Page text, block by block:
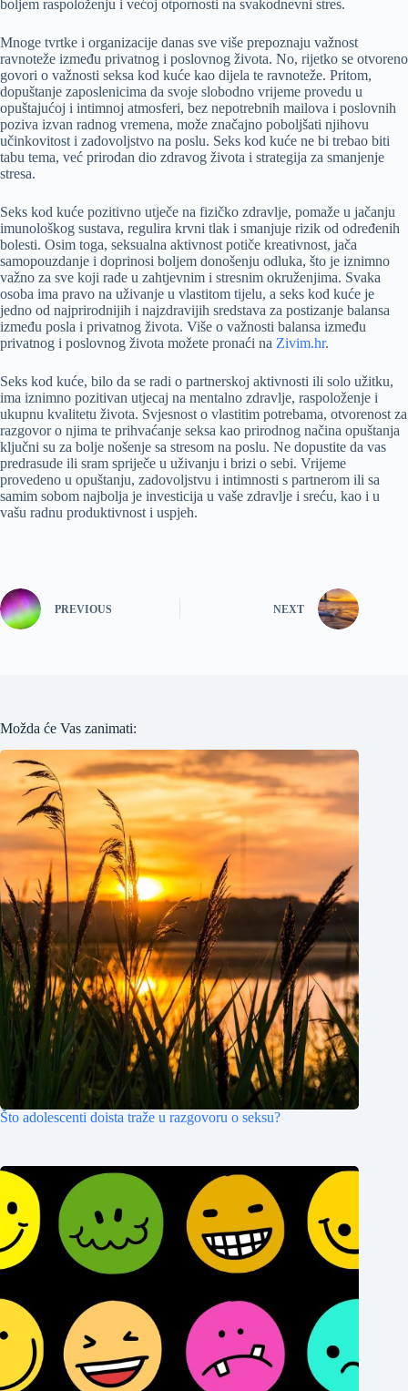
boljem raspoloženju i većoj otpornosti na svakodnevni stres.
Mnoge tvrtke i organizacije danas sve više prepoznaju važnost
ravnoteže između privatnog i poslovnog života. No, rijetko se otvoreno
govori o važnosti seksa kod kuće kao dijela te ravnoteže. Pritom,
dopuštanje zaposlenicima da svoje slobodno vrijeme provedu u
opuštajućoj i intimnoj atmosferi, bez nepotrebnih mailova i poslovnih
poziva izvan radnog vremena, može značajno poboljšati njihovu
učinkovitost i zadovoljstvo na poslu. Seks kod kuće ne bi trebao biti
tabu tema, već prirodan dio zdravog života i strategija za smanjenje
stresa.
Seks kod kuće pozitivno utječe na fizičko zdravlje, pomaže u jačanju
imunološkog sustava, regulira krvni tlak i smanjuje rizik od određenih
bolesti. Osim toga, seksualna aktivnost potiče kreativnost, jača
samopouzdanje i doprinosi boljem donošenju odluka, što je iznimno
važno za sve koji rade u zahtjevnim i stresnim okruženjima. Svaka
osoba ima pravo na uživanje u vlastitom tijelu, a seks kod kuće je
jedno od najprirodnijih i najzdravijih sredstava za postizanje balansa
između posla i privatnog života. Više o važnosti balansa između
privatnog i poslovnog života možete pronaći na Zivim.hr.
Seks kod kuće, bilo da se radi o partnerskoj aktivnosti ili solo užitku,
ima iznimno pozitivan utjecaj na mentalno zdravlje, raspoloženje i
ukupnu kvalitetu života. Svjesnost o vlastitim potrebama, otvorenost za
razgovor o njima te prihvaćanje seksa kao prirodnog načina opuštanja
ključni su za bolje nošenje sa stresom na poslu. Ne dopustite da vas
predrasude ili sram spriječe u uživanju i brizi o sebi. Vrijeme
provedeno u opuštanju, zadovoljstvu i intimnosti s partnerom ili sa
samim sobom najbolja je investicija u vaše zdravlje i sreću, kao i u
vašu radnu produktivnost i uspjeh.
PREVIOUS NEXT
Možda će Vas zanimati:
Što adolescenti doista traže u razgovoru o seksu?